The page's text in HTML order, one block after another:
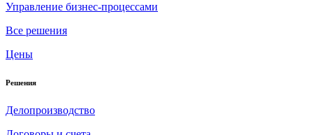
Управление бизнес-процессами
Все решения
Цены
Решения
Делопроизводство